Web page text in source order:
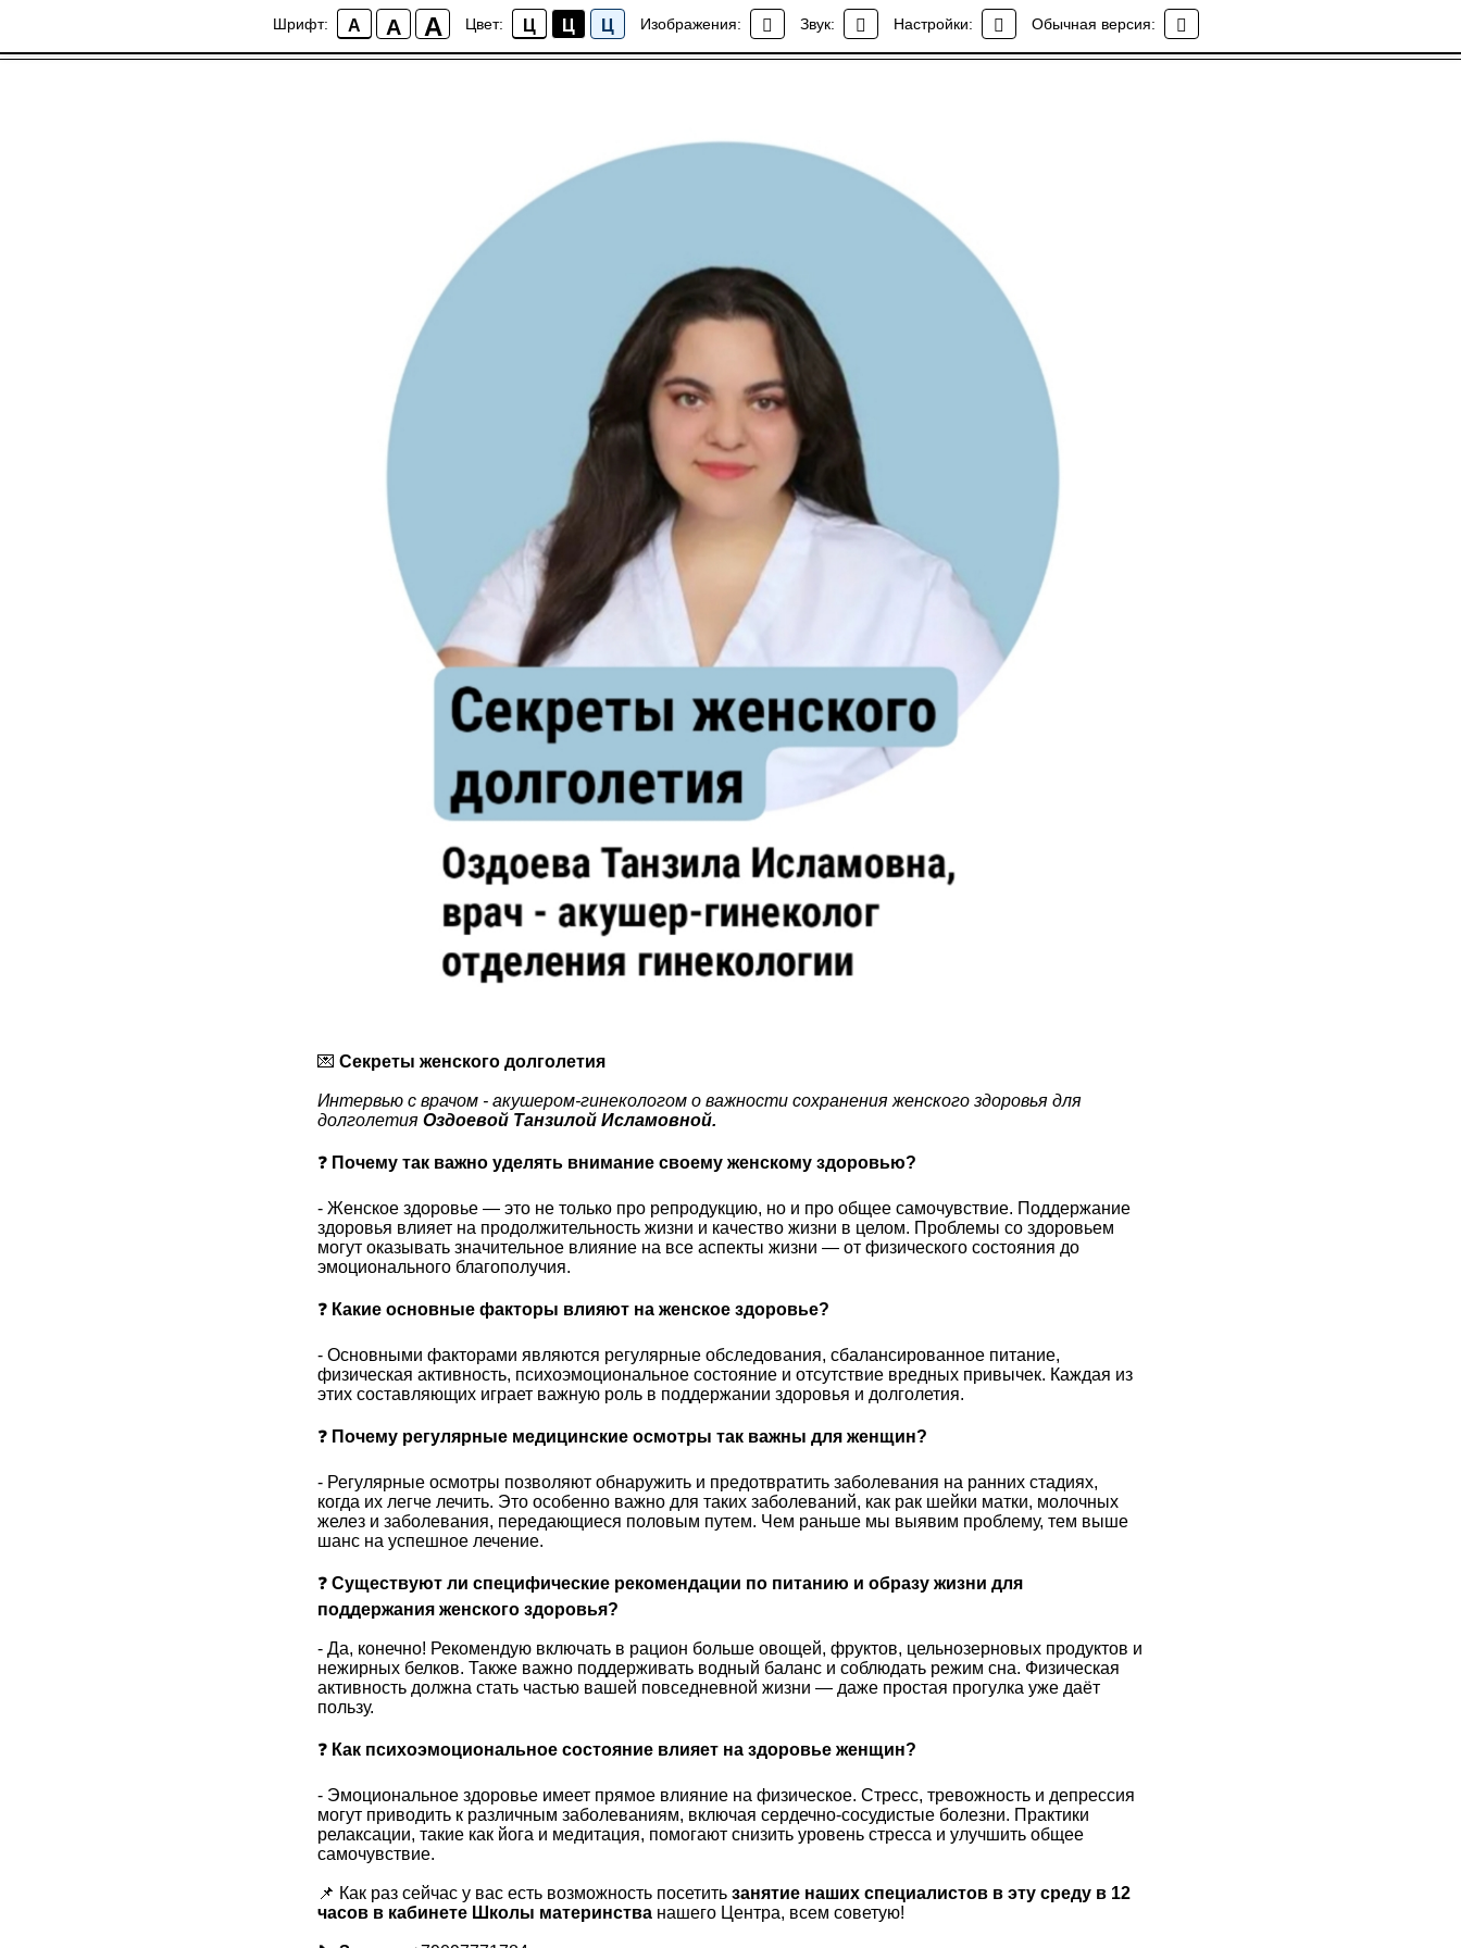
Шрифт: A A A Цвет: Ц Ц Ц Изображения: Звук: Настройки: Обычная версия:
Новости
💟 Секреты женского долголетия
2025-05-12 10:32
ВРАЧИ_РЕКОМЕНДАЦИИ
💌 Секреты женского долголетия
Интервью с врачом - акушером-гинекологом о важности сохранения женского здоровья для
долголетия Оздоевой Танзилой Исламовной.
❓ Почему так важно уделять внимание своему женскому здоровью?
- Женское здоровье — это не только про репродукцию, но и про общее самочувствие. Поддержание
здоровья влияет на продолжительность жизни и качество жизни в целом. Проблемы со здоровьем
могут оказывать значительное влияние на все аспекты жизни — от физического состояния до
эмоционального благополучия.
❓ Какие основные факторы влияют на женское здоровье?
- Основными факторами являются регулярные обследования, сбалансированное питание,
физическая активность, психоэмоциональное состояние и отсутствие вредных привычек. Каждая из
этих составляющих играет важную роль в поддержании здоровья и долголетия.
❓ Почему регулярные медицинские осмотры так важны для женщин?
- Регулярные осмотры позволяют обнаружить и предотвратить заболевания на ранних стадиях,
когда их легче лечить. Это особенно важно для таких заболеваний, как рак шейки матки, молочных
желез и заболевания, передающиеся половым путем. Чем раньше мы выявим проблему, тем выше
шанс на успешное лечение.
❓ Существуют ли специфические рекомендации по питанию и образу жизни для
поддержания женского здоровья?
- Да, конечно! Рекомендую включать в рацион больше овощей, фруктов, цельнозерновых продуктов и
нежирных белков. Также важно поддерживать водный баланс и соблюдать режим сна. Физическая
активность должна стать частью вашей повседневной жизни — даже простая прогулка уже даёт
пользу.
❓ Как психоэмоциональное состояние влияет на здоровье женщин?
- Эмоциональное здоровье имеет прямое влияние на физическое. Стресс, тревожность и депрессия
могут приводить к различным заболеваниям, включая сердечно-сосудистые болезни. Практики
релаксации, такие как йога и медитация, помогают снизить уровень стресса и улучшить общее
самочувствие.
📌 Как раз сейчас у вас есть возможность посетить занятие наших специалистов в эту среду в 12
часов в кабинете Школы материнства нашего Центра, всем советую!